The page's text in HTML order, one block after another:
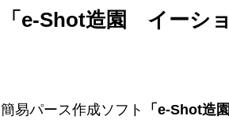
「e-Shot造園 イーシ
簡易パース作成ソフト 「e-Shot造